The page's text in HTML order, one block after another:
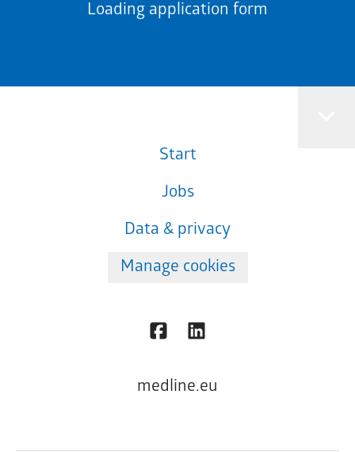
Loading application form
Start
Jobs
Data & privacy
Manage cookies
medline.eu